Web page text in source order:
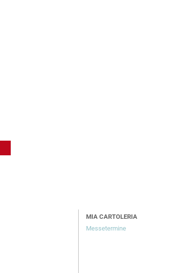
MIA CARTOLERIA
Messetermine